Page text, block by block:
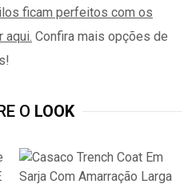
ficam perfeitos com os
aqui. Confira mais opções de
O LOOK